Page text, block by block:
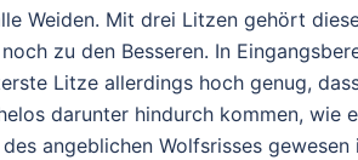
Weiden. Mit drei Litzen gehört
zu den Besseren. In
Litze allerdings hoch genug,
darunter hindurch kommen, wie
angeblichen Wolfsrisses gewesen